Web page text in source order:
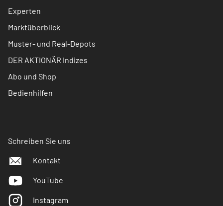
Experten
Marktüberblick
Muster- und Real-Depots
DER AKTIONÄR Indizes
Abo und Shop
Bedienhilfen
Schreiben Sie uns
Kontakt
YouTube
Instagram